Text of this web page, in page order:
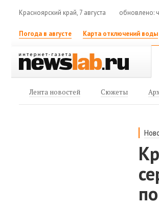
Красноярский край, 7 августа обновлено:
Погода в августе Карта отключений воды
Лента новостей Сюжеты